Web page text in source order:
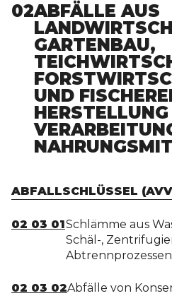
02ABFÄLLE AUS
GARTENBAU,
UND
ABFALLSCHLÜSSEL
02 03 01Schlämme aus
Schäl-,
Abtrennprozessen
02 03 02Abfälle von